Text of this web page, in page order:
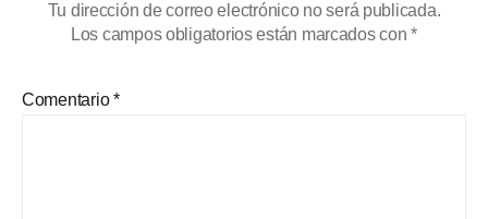
Tu dirección de correo electrónico no será publicada.
Los campos obligatorios están marcados con*
Comentario*